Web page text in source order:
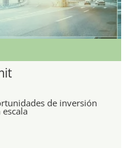
de inversión